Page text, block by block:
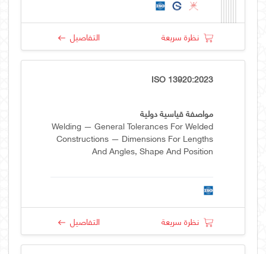
نظرة سريعة التفاصيل
ISO 13920:2023
مواصفة قياسية دولية
Welding — General Tolerances For Welded
Constructions — Dimensions For Lengths
And Angles, Shape And Position
نظرة سريعة التفاصيل